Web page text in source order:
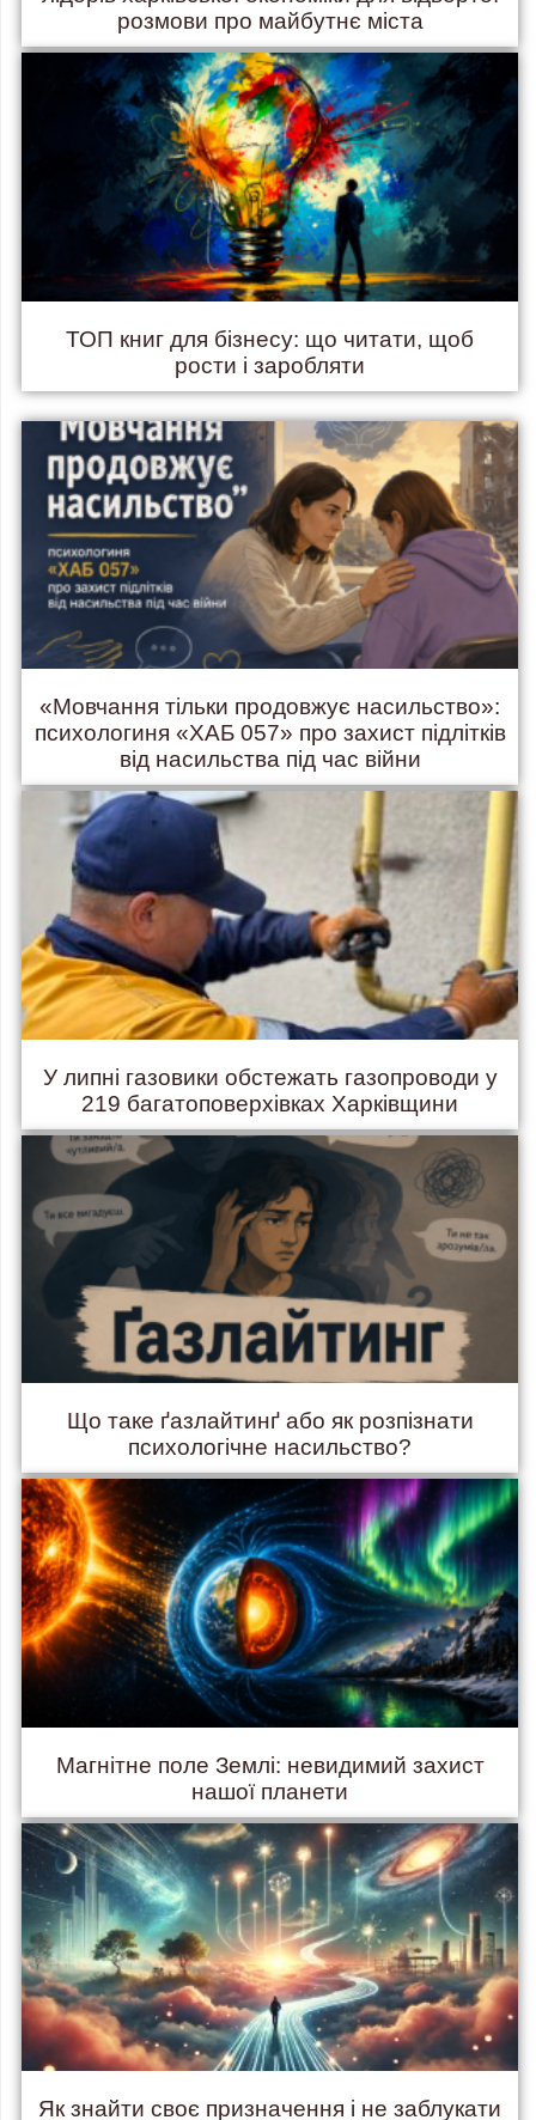
розмови про майбутнє міста
ТОП книг для бізнесу: що читати, щоб
рости і заробляти
«Мовчання тільки продовжує насильство»:
психологиня «ХАБ 057» про захист підлітків
від насильства під час війни
У липні газовики обстежать газопроводи у
219 багатоповерхівках Харківщини
Що таке ґазлайтинґ або як розпізнати
психологічне насильство?
Магнітне поле Землі: невидимий захист
нашої планети
Як знайти своє призначення і не заблукати